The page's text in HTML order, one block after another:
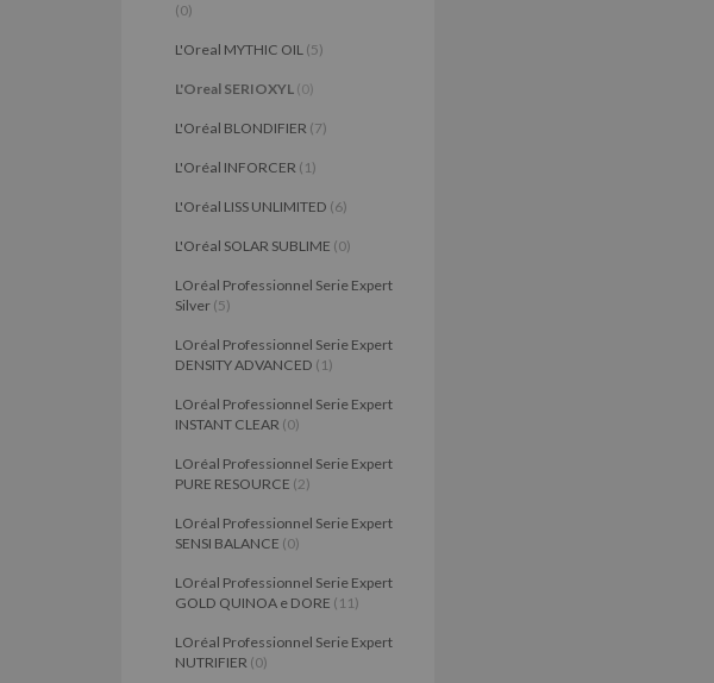
(0)
L'Oreal MYTHIC OIL (5)
L'Oreal SERIOXYL (0)
L'Oréal BLONDIFIER (7)
L'Oréal INFORCER (1)
L'Oréal LISS UNLIMITED (6)
L'Oréal SOLAR SUBLIME (0)
LOréal Professionnel Serie Expert
Silver (5)
LOréal Professionnel Serie Expert
DENSITY ADVANCED (1)
LOréal Professionnel Serie Expert
INSTANT CLEAR (0)
LOréal Professionnel Serie Expert
PURE RESOURCE (2)
LOréal Professionnel Serie Expert
SENSI BALANCE (0)
LOréal Professionnel Serie Expert
GOLD QUINOA e DORE (11)
LOréal Professionnel Serie Expert
NUTRIFIER (0)